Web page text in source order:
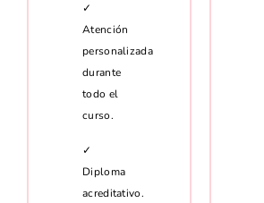
✓
Atención
personalizada
durante
todo el
curso.
✓
Diploma
acreditativo.